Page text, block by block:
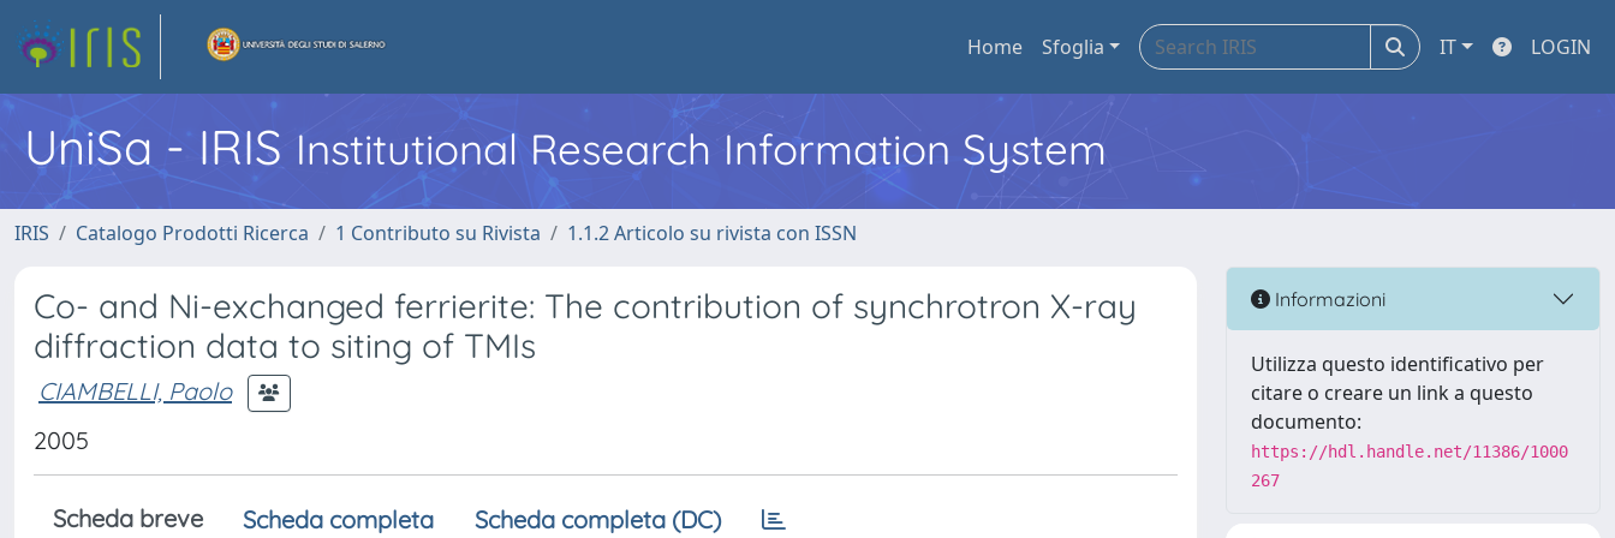
Home Sfoglia IT LOGIN
UniSa - IRIS Institutional Research Information System
IRIS Catalogo Prodotti Ricerca 1 Contributo su Rivista 1.1.2 Articolo su rivista con ISSN
Co- and Ni-exchanged ferrierite: The contribution of synchrotron X-ray
diffraction data to siting of TMIs
CIAMBELLI, Paolo
2005
Scheda breve Scheda completa Scheda completa (DC)
Informazioni
Utilizza questo identificativo per
citare o creare un link a questo
documento:
https://hdl.handle.net/11386/1000
267